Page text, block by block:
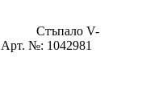
Стъпало V-
№: 1042981